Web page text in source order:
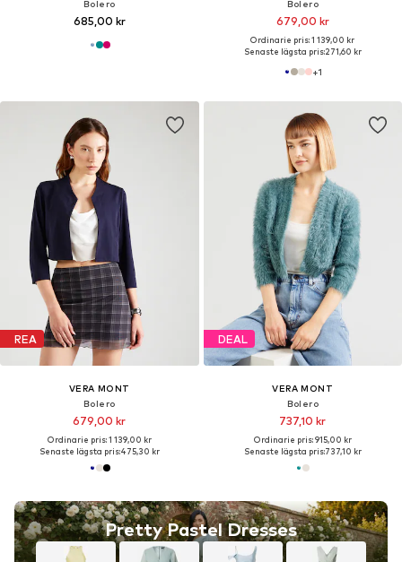
Bolero
685,00 kr
Bolero
679,00 kr
Ordinarie pris: 1 139,00 kr
Senaste lägsta pris:271,60 kr
+1
REA
VERA MONT
Bolero
679,00 kr
Ordinarie pris: 1 139,00 kr
Senaste lägsta pris:475,30 kr
Pretty Pastel Dresses
DEAL
VERA MONT
Bolero
737,10 kr
Ordinarie pris: 915,00 kr
Senaste lägsta pris:737,10 kr